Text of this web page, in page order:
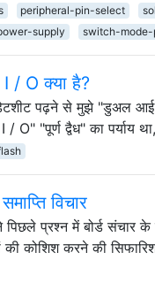
peripheral-pin-select
supply switch-
/ O क्या है?
पढ़ने से मुझे "डुअल आई
/ O" "पूर्ण द्वैध" का
विचार
प्रश्न में बोर्ड संचार
की कोशिश करने की